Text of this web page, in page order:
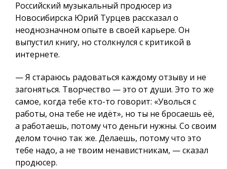
Российский музыкальный продюсер из
Новосибирска Юрий Турцев рассказал о
неоднозначном опыте в своей карьере. Он
выпустил книгу, но столкнулся с критикой в
интернете.
— Я стараюсь радоваться каждому отзыву и не
загоняться. Творчество — это от души. Это то же
самое, когда тебе кто-то говорит: «Уволься с
работы, она тебе не идёт», но ты не бросаешь её,
а работаешь, потому что деньги нужны. Со своим
делом точно так же. Делаешь, потому что это
тебе надо, а не твоим ненавистникам, — сказал
продюсер.